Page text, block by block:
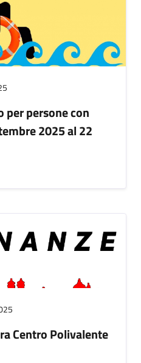
persone con
2025 al 22
Centro Polivalente